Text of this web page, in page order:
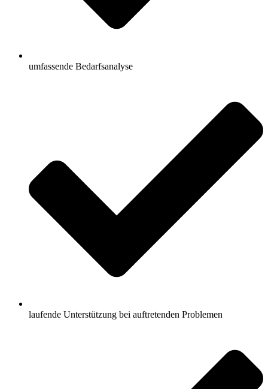
umfassende Bedarfsanalyse
laufende Unterstützung bei auftretenden Problemen